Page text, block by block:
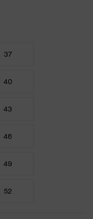
37
40
43
46
49
52